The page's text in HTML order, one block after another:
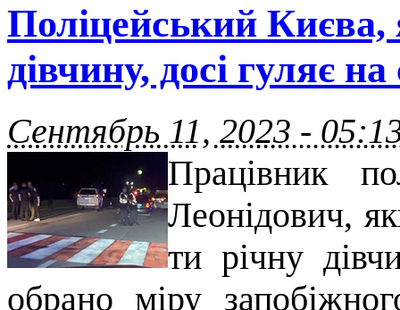
Поліцейський
дівчину, досі гуляє на
Сентябрь 11, 2023 -
Працівник
Леонідович,
ти річну
обрано міру